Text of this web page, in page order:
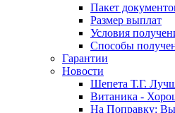
Пакет
Размер выплат
Условия
Способы
Гарантии
Новости
Шепета Т.Г.
Витаника -
На Поправку: